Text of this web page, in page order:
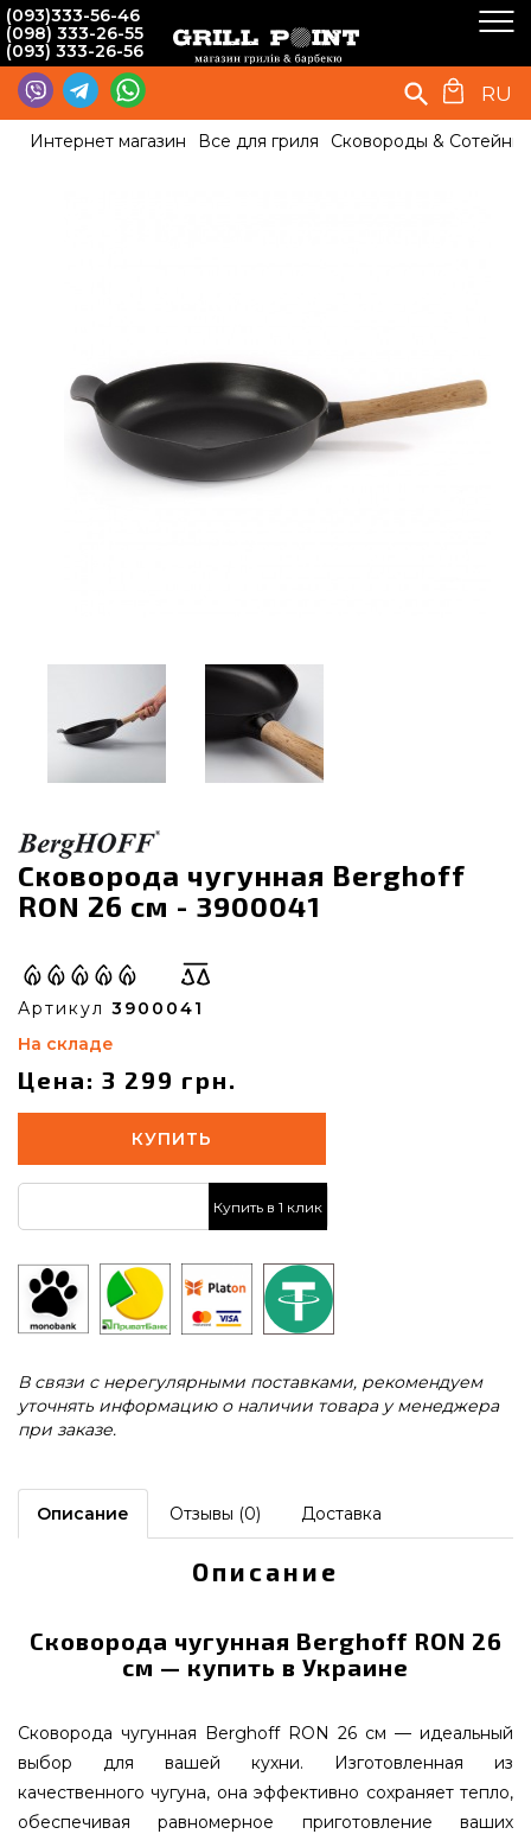
(093)333-56-46
(098) 333-26-55
(093) 333-26-56
RU
Интернет магазин Все для гриля Сковороды &
Сковорода чугунная Berghoff
RON 26 см - 3900041
Артикул 3900041
На складе
Цена: 3 299 грн.
КУПИТЬ
Купить в 1 клик
В связи с нерегулярными поставками, рекомендуем
уточнять информацию о наличии товара у менеджера
при заказе.
Описание Отзывы (0) Доставка
Описание
Сковорода чугунная Berghoff RON 26
см — купить в Украине
Сковорода чугунная Berghoff RON 26 см — идеальный
выбор для вашей кухни. Изготовленная из
качественного чугуна, она эффективно сохраняет тепло,
обеспечивая равномерное приготовление ваших